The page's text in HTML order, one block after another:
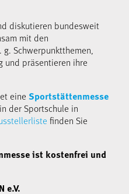
diskutieren bundesweit
mit den
Schwerpunktthemen,
und präsentieren ihre
eine Sportstättenmesse
der Sportschule in
finden Sie
ist kostenfrei und
e.V.